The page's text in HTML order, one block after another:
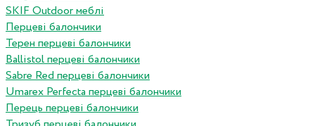
SKIF Outdoor меблі
Перцеві балончики
Терен перцеві балончики
Ballistol перцеві балончики
Sabre Red перцеві балончики
Umarex Perfecta перцеві балончики
Перець перцеві балончики